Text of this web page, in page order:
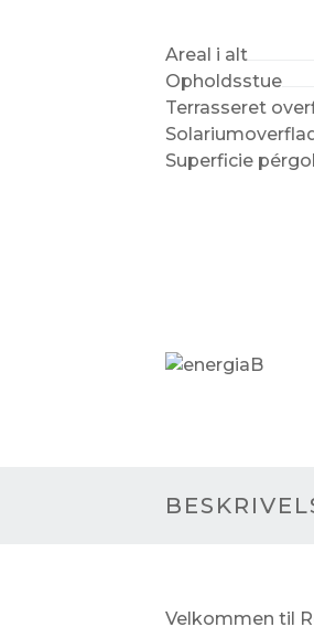
Areal i alt
Opholdsstue
Terrasseret
Superficie
B
Velkommen til